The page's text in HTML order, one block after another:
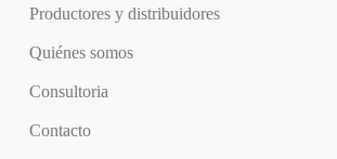
Productores y distribuidores
Quiénes somos
Consultoria
Contacto